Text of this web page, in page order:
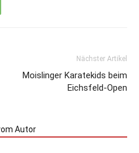
Nächster Artikel
Moislinger Karatekids beim
Eichsfeld-Open
Autor